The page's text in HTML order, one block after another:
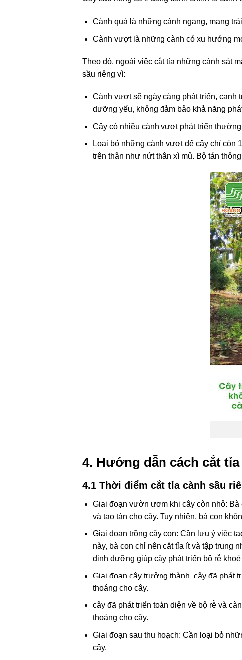
Cành quả là những cành ngang, mang
Cành vượt là những cành có xu hướng
Theo đó, ngoài việc cắt tỉa những cành sát
sầu riêng vì:
Cành vượt sẽ ngày càng phát triển, cạnh
dưỡng yếu, không đảm bảo khả năng
Cây có nhiều cành vượt phát triển
Loại bỏ những cành vượt để cây chỉ còn
trên thân như nứt thân xì mủ. Bộ tán
4. Hướng dẫn cách cắt
4.1 Thời điểm cắt tỉa cành sầu
Giai đoạn vườn ươm khi cây còn nhỏ: Bà
và tạo tán cho cây. Tuy nhiên, bà con
Giai đoạn trồng cây con: Cần lưu ý việc
này, bà con chỉ nên cắt tỉa ít và tập trung
dinh dưỡng giúp cây phát triển bộ rễ khoẻ
Giai đoạn cây trưởng thành, cây đã phát
thoáng cho cây.
cây đã phát triển toàn diện về bộ rễ và
thoáng cho cây.
Giai đoạn sau thu hoạch: Cần loại bỏ
cây.